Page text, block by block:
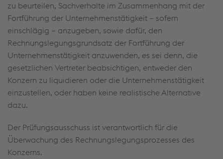
zu beurteilen, Sachverhalte im Zusammenhang mit der
Fortführung der Unternehmenstätigkeit – sofern
einschlägig – anzugeben, sowie dafür, den
Rechnungslegungsgrundsatz der Fortführung der
Unternehmenstätigkeit anzuwenden, es sei denn, die
gesetzlichen Vertreter beabsichtigen, entweder den
Konzern zu liquidieren oder die Unternehmenstätigkeit
einzustellen, oder haben keine realistische Alternative
dazu.
Der Prüfungsausschuss ist verantwortlich für die
Überwachung des Rechnungslegungsprozesses des
Konzerns.